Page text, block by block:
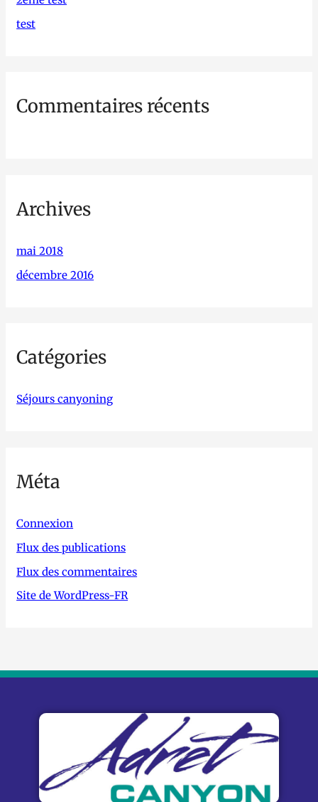
h
:
test
Commentaires récents
Archives
mai 2018
décembre 2016
Catégories
Séjours canyoning
Méta
Connexion
Flux des publications
Flux des commentaires
Site de WordPress-FR